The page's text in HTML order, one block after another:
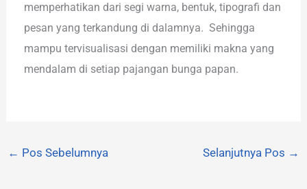
memperhatikan dari segi warna, bentuk, tipografi dan
pesan yang terkandung di dalamnya. Sehingga
mampu tervisualisasi dengan memiliki makna yang
mendalam di setiap pajangan bunga papan.
← Pos Sebelumnya Selanjutnya Pos →